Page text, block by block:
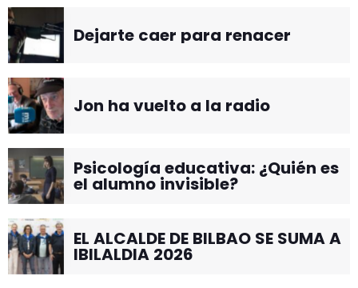
Dejarte caer para renacer
Jon ha vuelto a la radio
Psicología educativa: ¿Quién es
el alumno invisible?
EL ALCALDE DE BILBAO SE SUMA A
IBILALDIA 2026